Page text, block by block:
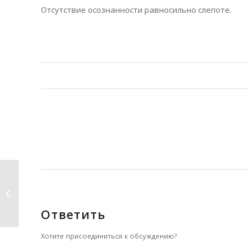
Отсутствие осознанности равносильно слепоте.
Ответить
Хотите присоединиться к обсуждению?